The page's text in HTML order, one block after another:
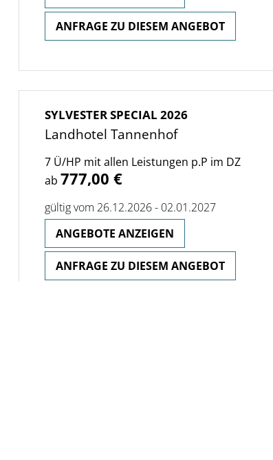
ANFRAGE ZU DIESEM ANGEBOT
SYLVESTER SPECIAL 2026
Landhotel Tannenhof
7 Ü/HP mit allen Leistungen p.P im DZ
ab777,00 €
gültig vom 26.12.2026 - 02.01.2027
ANGEBOTE ANZEIGEN
ANFRAGE ZU DIESEM ANGEBOT